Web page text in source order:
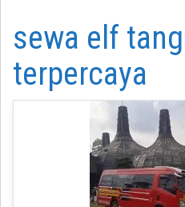
sewa elf
terpercaya